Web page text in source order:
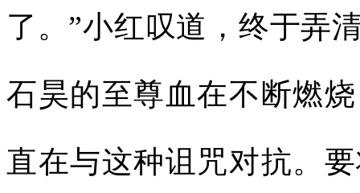
了。”小红叹道，终于弄
石昊的至尊血在不断燃
直在与这种诅咒对抗。